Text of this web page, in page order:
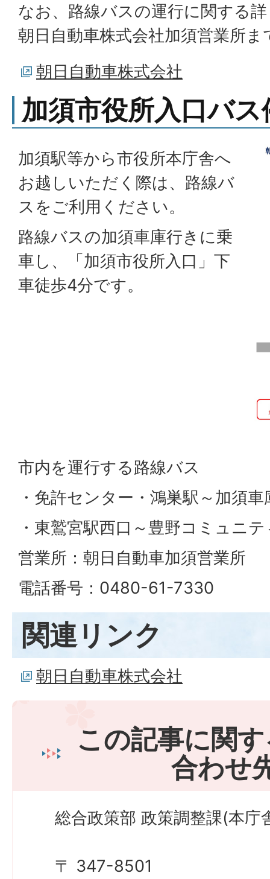
なお、路線バスの運行に関する
朝日自動車株式会社加須営業所
朝日自動車株式会社
加須市役所入口バス
加須駅等から市役所本庁舎へ
お越しいただく際は、路線バ
スをご利用ください。
路線バスの加須車庫行きに乗
車し、「加須市役所入口」下
車徒歩4分です。
市内を運行する路線バス
・免許センター・鴻巣駅～加須車
・東鷲宮駅西口～豊野コミュニ
営業所：朝日自動車加須営業所
電話番号：0480-61-7330
関連リンク
朝日自動車株式会社
この記事に関
合わせ
総合政策部 政策調整課(本庁
〒 347-8501